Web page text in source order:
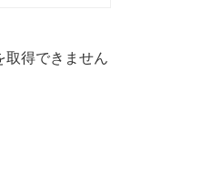
取得できません